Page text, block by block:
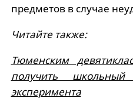
предметов в случае
Читайте также:
Тюменским
получить
эксперимента